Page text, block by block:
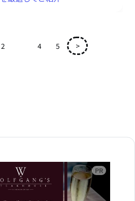
2 4 5 >